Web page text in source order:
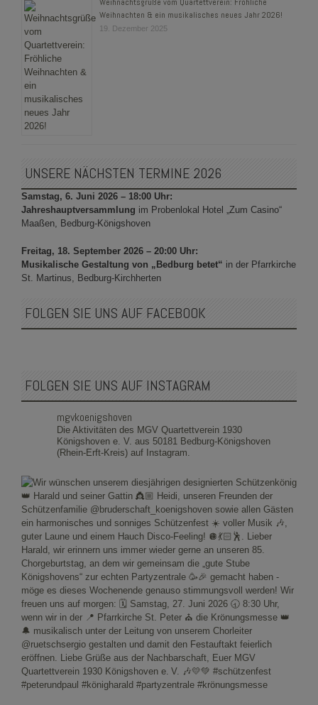
Weihnachten & ein musikalisches neues Jahr 2026!
19. Dezember 2025
UNSERE NÄCHSTEN TERMINE 2026
Samstag, 6. Juni 2026 – 18:00 Uhr:
Jahreshauptversammlung im Probenlokal Hotel „Zum Casino“
Maaßen, Bedburg-Königshoven
Freitag, 18. September 2026 – 20:00 Uhr:
Musikalische Gestaltung von „Bedburg betet“ in der Pfarrkirche
St. Martinus, Bedburg-Kirchherten
FOLGEN SIE UNS AUF FACEBOOK
FOLGEN SIE UNS AUF INSTAGRAM
mgvkoenigshoven
Die Aktivitäten des MGV Quartettverein 1930
Königshoven e. V. aus 50181 Bedburg-Königshoven
(Rhein-Erft-Kreis) auf Instagram.